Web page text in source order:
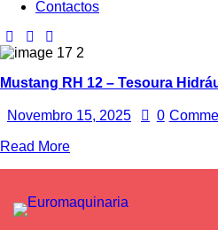
Contactos
Mustang RH 12 – Tesoura
Novembro 15, 2025 0
Read More